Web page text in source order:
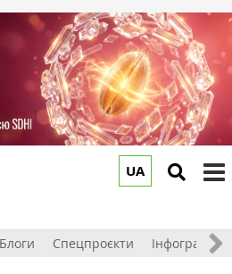
UA
Блоги Спецпроєкти Інфографіка